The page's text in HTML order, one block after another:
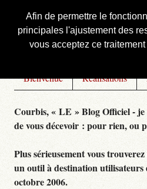
Afin de permettre le
principales l'ajustement des
vous acceptez ce
Courbis, « LE
Bienvenue Réalisations
Courbis, « LE » Blog Officiel - je
de vous décevoir : pour rien, ou
Plus sérieusement vous
un outil à destination utilisateurs
octobre 2006.